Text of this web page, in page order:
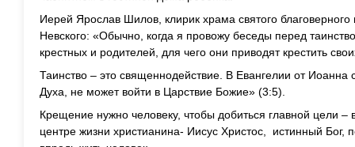
Иерей Ярослав Шилов, клирик храма святого благоверного
Невского: «Обычно, когда я провожу беседы перед
крестных и родителей, для чего они приводят крестить
Таинство – это священнодействие. В Евангелии от Иоанна
Духа, не может войти в Царствие Божие» (3:5).
Крещение нужно человеку, чтобы добиться главной цели –
центре жизни христианина- Иисус Христос, истинный Бог,